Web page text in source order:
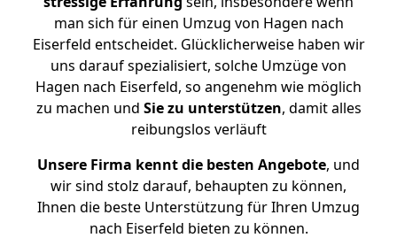
man sich für einen Umzug von Hagen nach
Eiserfeld entscheidet. Glücklicherweise haben wir
uns darauf spezialisiert, solche Umzüge von
Hagen nach Eiserfeld, so angenehm wie möglich
zu machen und Sie zu unterstützen, damit alles
reibungslos verläuft
Unsere Firma kennt die besten Angebote, und
wir sind stolz darauf, behaupten zu können,
Ihnen die beste Unterstützung für Ihren Umzug
nach Eiserfeld bieten zu können.